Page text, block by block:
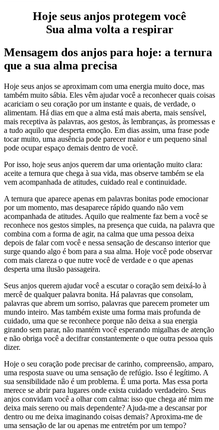
Hoje seus anjos protegem você
Sua alma volta a respirar
Mensagem dos anjos para hoje: a ternura
que a sua alma precisa
Hoje seus anjos se aproximam com uma energia muito doce, mas
também muito sábia. Eles vêm ajudar você a reconhecer quais coisas
acariciam o seu coração por um instante e quais, de verdade, o
alimentam. Há dias em que a alma está mais aberta, mais sensível,
mais receptiva às palavras, aos gestos, às lembranças, às promessas e
a tudo aquilo que desperta emoção. Em dias assim, uma frase pode
tocar muito, uma ausência pode parecer maior e um pequeno sinal
pode ocupar espaço demais dentro de você.
Por isso, hoje seus anjos querem dar uma orientação muito clara:
aceite a ternura que chega à sua vida, mas observe também se ela
vem acompanhada de atitudes, cuidado real e continuidade.
A ternura que aparece apenas em palavras bonitas pode emocionar
por um momento, mas desaparece rápido quando não vem
acompanhada de atitudes. Aquilo que realmente faz bem a você se
reconhece nos gestos simples, na presença que cuida, na palavra que
combina com a forma de agir, na calma que uma pessoa deixa
depois de falar com você e nessa sensação de descanso interior que
surge quando algo é bom para a sua alma. Hoje você pode observar
com mais clareza o que nutre você de verdade e o que apenas
desperta uma ilusão passageira.
Seus anjos querem ajudar você a escutar o coração sem deixá-lo à
mercê de qualquer palavra bonita. Há palavras que consolam,
palavras que abrem um sorriso, palavras que parecem prometer um
mundo inteiro. Mas também existe uma forma mais profunda de
cuidado, uma que se reconhece porque não deixa a sua energia
girando sem parar, não mantém você esperando migalhas de atenção
e não obriga você a decifrar constantemente o que outra pessoa quis
dizer.
Hoje o seu coração pode precisar de carinho, compreensão, amparo,
uma resposta suave ou uma sensação de refúgio. Isso é legítimo. A
sua sensibilidade não é um problema. É uma porta. Mas essa porta
merece se abrir para lugares onde exista cuidado verdadeiro. Seus
anjos convidam você a olhar com calma: isso que chega até mim me
deixa mais sereno ou mais dependente? Ajuda-me a descansar por
dentro ou me deixa imaginando coisas demais? Aproxima-me de
uma sensação de lar ou apenas me entretém por um tempo?